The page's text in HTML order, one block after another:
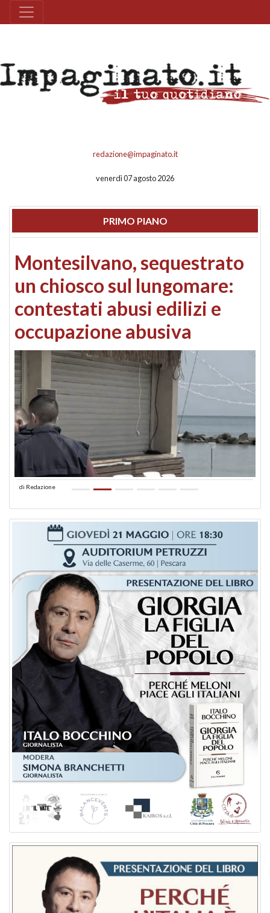
redazione@impaginato.it
venerdì 07 agosto 2026
PRIMO PIANO
Montesilvano, sequestrato
un chiosco sul lungomare:
contestati abusi edilizi e
occupazione abusiva
di Redazione